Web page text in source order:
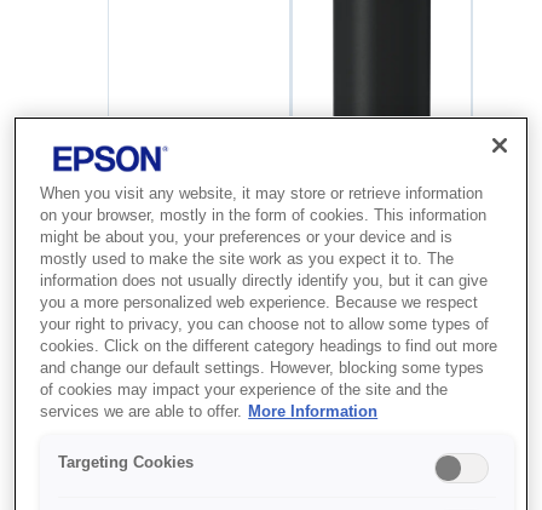
When you visit any website, it may store or retrieve information
on your browser, mostly in the form of cookies. This information
might be about you, your preferences or your device and is
mostly used to make the site work as you expect it to. The
information does not usually directly identify you, but it can give
you a more personalized web experience. Because we respect
your right to privacy, you can choose not to allow some types of
cookies. Click on the different category headings to find out more
and change our default settings. However, blocking some types
of cookies may impact your experience of the site and the
services we are able to offer.
More Information
Targeting Cookies